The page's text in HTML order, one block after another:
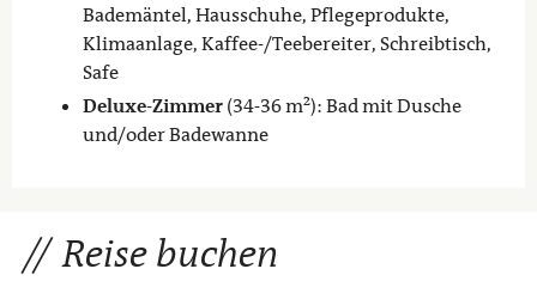
Bademäntel, Hausschuhe, Pflegeprodukte,
Klimaanlage, Kaffee-/Teebereiter, Schreibtisch,
Safe
Deluxe-Zimmer(34-36 m²): Bad mit Dusche
und/oder Badewanne
Reise buchen